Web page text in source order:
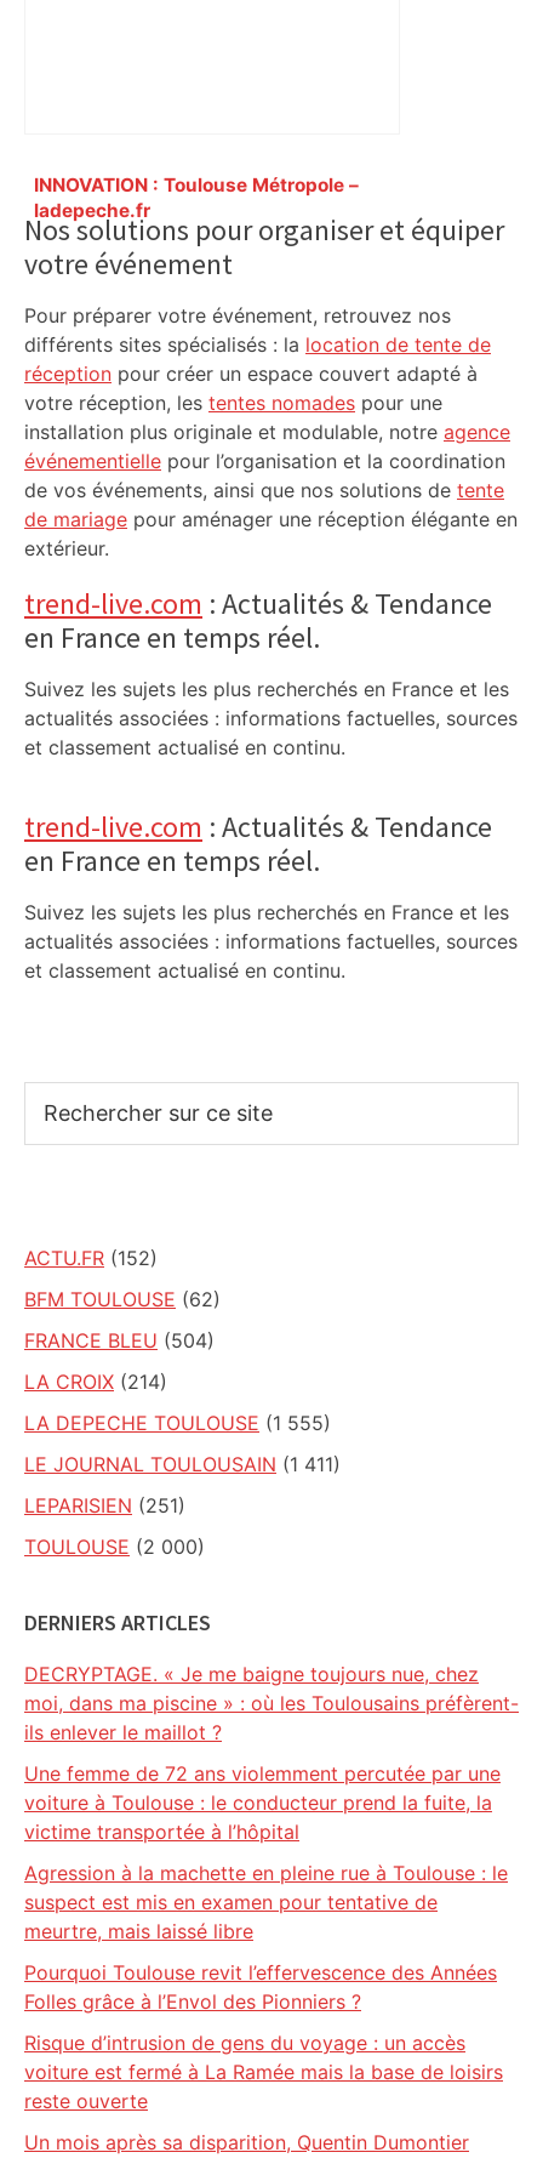
INNOVATION : Toulouse Métropole –
ladepeche.fr
Primary
Sidebar
Nos solutions pour organiser et équiper
votre événement
Pour préparer votre événement, retrouvez nos
différents sites spécialisés : la location de tente de
réception pour créer un espace couvert adapté à
votre réception, les tentes nomades pour une
installation plus originale et modulable, notre agence
événementielle pour l’organisation et la coordination
de vos événements, ainsi que nos solutions de tente
de mariage pour aménager une réception élégante en
extérieur.
trend-live.com : Actualités & Tendance
en France en temps réel.
Suivez les sujets les plus recherchés en France et les
actualités associées : informations factuelles, sources
et classement actualisé en continu.
trend-live.com : Actualités & Tendance
en France en temps réel.
Suivez les sujets les plus recherchés en France et les
actualités associées : informations factuelles, sources
et classement actualisé en continu.
sur
ACTU.FR (152)
BFM TOULOUSE (62)
FRANCE BLEU (504)
LA CROIX (214)
LA DEPECHE TOULOUSE (1 555)
LE JOURNAL TOULOUSAIN (1 411)
LEPARISIEN (251)
TOULOUSE (2 000)
DERNIERS ARTICLES
DECRYPTAGE. « Je me baigne toujours nue, chez
moi, dans ma piscine » : où les Toulousains préfèrent-
ils enlever le maillot ?
Une femme de 72 ans violemment percutée par une
voiture à Toulouse : le conducteur prend la fuite, la
victime transportée à l’hôpital
Agression à la machette en pleine rue à Toulouse : le
suspect est mis en examen pour tentative de
meurtre, mais laissé libre
Pourquoi Toulouse revit l’effervescence des Années
Folles grâce à l’Envol des Pionniers ?
Risque d’intrusion de gens du voyage : un accès
voiture est fermé à La Ramée mais la base de loisirs
reste ouverte
Un mois après sa disparition, Quentin Dumontier